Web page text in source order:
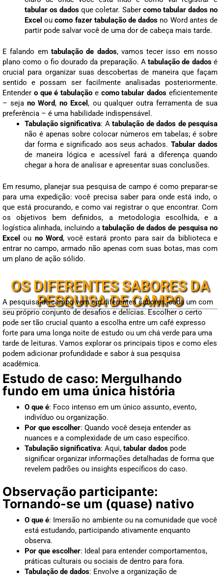
tabular os dados que coletar. Saber como tabular dados no
Excel oucomo fazer tabulação de dados no Word antes de
partir pode salvar você de uma dor de cabeça mais tarde.
E falando em tabulação de dados, vamos tecer isso em nosso
plano como o fio dourado da preparação. Atabulação de dadosé
crucial para organizar suas descobertas de maneira que façam
sentido e possam ser facilmente analisadas posteriormente.
Entender o que é tabulação e como tabular dados eficientemente
– sejano Word,no Excel, ou qualquer outra ferramenta de sua
preferência – é uma habilidade indispensável.
Tabulação significativa: Atabulação de dados de pesquisa
não é apenas sobre colocar números em tabelas; é sobre
dar forma e significado aos seus achados. Tabular dados
de maneira lógica e acessível fará a diferença quando
chegar a hora de analisar e apresentar suas conclusões.
Em resumo, planejar sua pesquisa de campo é como preparar-se
para uma expedição: você precisa saber para onde está indo, o
que está procurando, e como vai registrar o que encontrar. Com
os objetivos bem definidos, a metodologia escolhida, e a
logística alinhada, incluindo atabulação de dados de pesquisa no
Excel ou no Word, você estará pronto para sair da biblioteca e
entrar no campo, armado não apenas com suas botas, mas com
um plano de ação sólido.
OS DIFERENTES SABORES DA
PESQUISA DE CAMPO
A pesquisa de campo vem em diferentes sabores, cada um com
seu próprio conjunto de desafios e delícias. Escolher o certo
pode ser tão crucial quanto a escolha entre um café expresso
forte para uma longa noite de estudo ou um chá verde para uma
tarde de leituras. Vamos explorar os principais tipos e como eles
podem adicionar profundidade e sabor à sua pesquisa
acadêmica.
Estudo de caso: Mergulhando
fundo em uma única história
O que é: Foco intenso em um único assunto, evento,
indivíduo ou organização.
Por que escolher: Quando você deseja entender as
nuances e a complexidade de um caso específico.
Tabulação significativa: Aqui, tabular dados pode
significar organizar informações detalhadas de forma que
revelem padrões ou insights específicos do caso.
Observação participante:
Tornando-se um (quase) nativo
O que é: Imersão no ambiente ou na comunidade que você
está estudando, participando ativamente enquanto
observa.
Por que escolher: Ideal para entender comportamentos,
práticas culturais ou sociais de dentro para fora.
Tabulação de dados: Envolve a organização de